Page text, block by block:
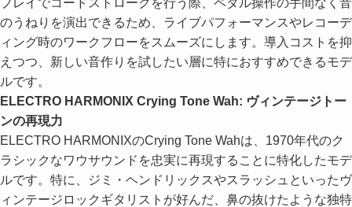
のうねりを演出できるため、ライブパフォーマンスやレコーデ
ィング時のワークフローをスムーズにします。導入コストを抑
えつつ、新しい音作りを試したい層に特におすすめできるモデ
ルです。
ELECTRO HARMONIX Crying Tone Wah: ヴィンテージトー
ンの再現力
ELECTRO HARMONIXのCrying Tone Wahは、1970年代のク
ラシックなワウサウンドを忠実に再現することに特化したモデ
ルです。特に、ジミ・ヘンドリックスやスラッシュといったヴ
ィンテージロックギタリストが好んだ、鼻の抜けたような独特